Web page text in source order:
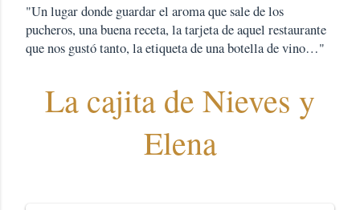
"Un lugar donde guardar el aroma que sale de los
pucheros, una buena receta, la tarjeta de aquel restaurante
que nos gustó tanto, la etiqueta de una botella de vino…"
La cajita de Nieves y
Elena